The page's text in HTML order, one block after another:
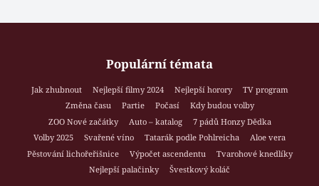
Populární témata
Jak zhubnout Nejlepší filmy 2024 Nejlepší horory
TV program
Změna času
Partie Počasí
Kdy budou volby
ZOO Nové začátky
Auto – katalog
7 pádů Honzy Dědka
Volby 2025
Svařené víno Tatarák podle Pohlreicha
Aloe vera
Pěstování lichořeřišnice
Výpočet ascendentu
Tvarohové knedlíky
Nejlepší palačinky
Švestkový koláč